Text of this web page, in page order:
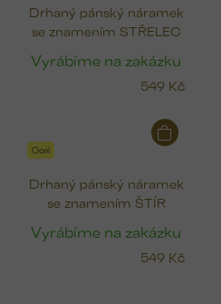
Drhaný pánský náramek
se znamením STŘELEC
Vyrábíme na zakázku
549 Kč
Ocel
Drhaný pánský náramek
se znamením ŠTÍR
Vyrábíme na zakázku
549 Kč